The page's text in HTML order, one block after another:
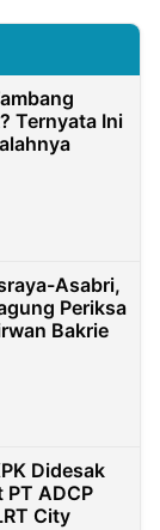
Ternyata Ini
Asabri,
Periksa
Bakrie
Didesak
PT ADCP
City